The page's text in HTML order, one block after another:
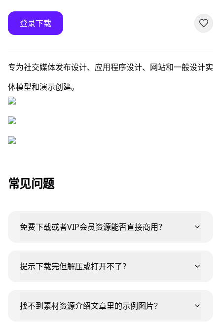
登录下载
专为社交媒体发布设计、应用程序设计、网站和一般设计实
体模型和演示创建。
常见问题
免费下载或者VIP会员资源能否直接商用？
提示下载完但解压或打开不了？
找不到素材资源介绍文章里的示例图片？